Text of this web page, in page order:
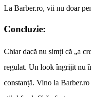
La Barber.ro, vii nu doar
Concluzie:
Chiar dacă nu simți că „a
regulat. Un look îngrijit nu
constanță. Vino la